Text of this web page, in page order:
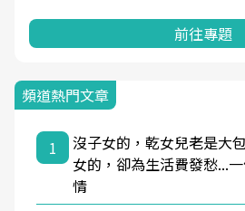
前往專題
頻道熱門文章
1
沒子女的，乾女兒老是大
女的，卻為生活費發愁...
情